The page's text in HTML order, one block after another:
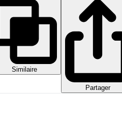
Similaire
Partager